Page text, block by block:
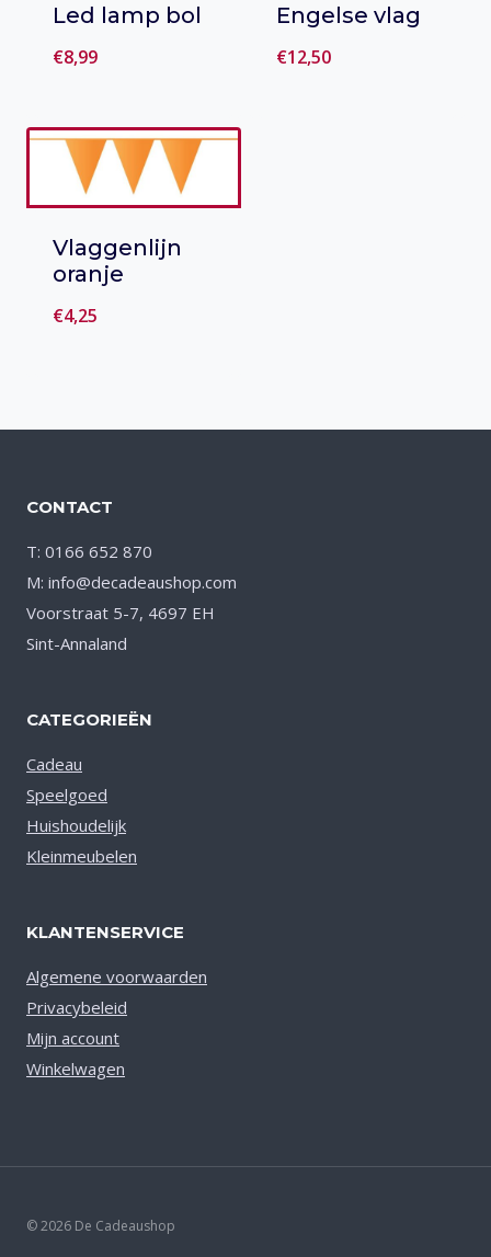
Led lamp bol
€8,99
aan verlanglijst
Engelse vlag
€12,50
Vlaggenlijn
oranje
€4,25
CONTACT
T: 0166 652 870
M: info@decadeaushop.com
Voorstraat 5-7, 4697 EH
Sint-Annaland
CATEGORIEËN
Cadeau
Speelgoed
Huishoudelijk
Kleinmeubelen
KLANTENSERVICE
Algemene voorwaarden
Privacybeleid
Mijn account
Winkelwagen
© 2026 De Cadeaushop